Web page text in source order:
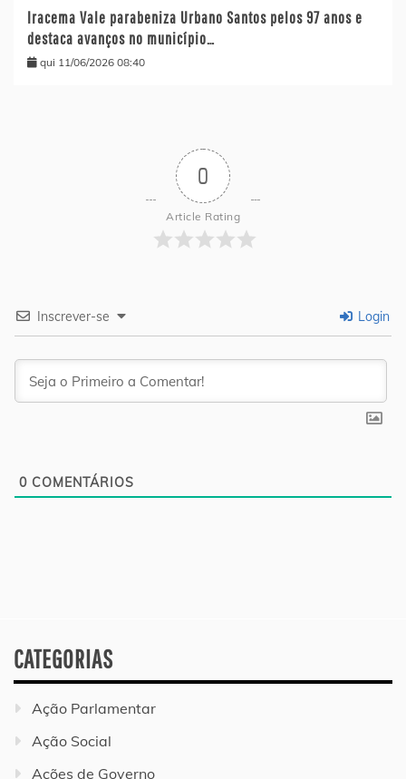
Iracema Vale parabeniza Urbano Santos pelos 97 anos e
destaca avanços no município…
qui 11/06/2026 08:40
0
Article Rating
Inscrever-se Login
0 COMENTÁRIOS
CATEGORIAS
Ação Parlamentar
Ação Social
Ações de Governo